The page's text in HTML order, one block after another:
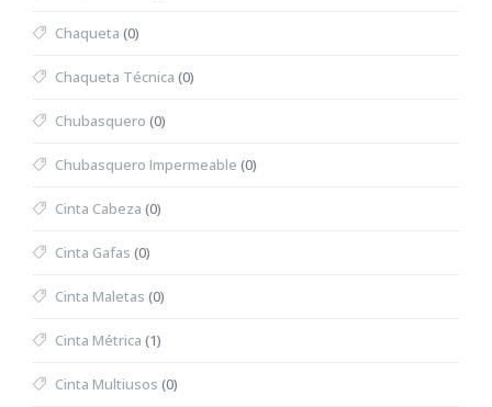
Chaqueta (0)
Chaqueta Técnica (0)
Chubasquero (0)
Chubasquero Impermeable (0)
Cinta Cabeza (0)
Cinta Gafas (0)
Cinta Maletas (0)
Cinta Métrica (1)
Cinta Multiusos (0)